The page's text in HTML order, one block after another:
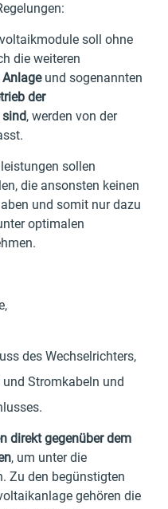
soll ohne
die weiteren
und sogenannten
der
sind, werden von der
sollen
die ansonsten keinen
und somit nur dazu
optimalen
des Wechselrichters,
Stromkabeln und
direkt gegenüber dem
, um unter die
Zu den begünstigten
gehören die